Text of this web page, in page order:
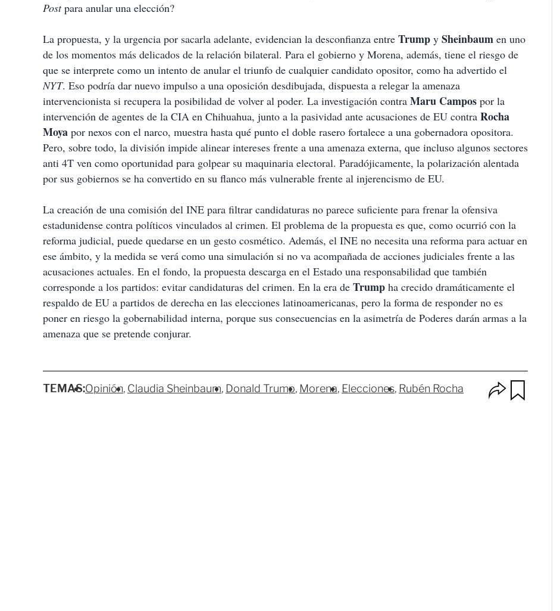
Postpara anular una elección?
La propuesta, y la urgencia por sacarla adelante, evidencian la desconfianza entre Trump y Sheinbaum en uno
de los momentos más delicados de la relación bilateral. Para el gobierno y Morena, además, tiene el riesgo de
que se interprete como un intento de anular el triunfo de cualquier candidato opositor, como ha advertido el
NYT. Eso podría dar nuevo impulso a una oposición desdibujada, dispuesta a relegar la amenaza
intervencionista si recupera la posibilidad de volver al poder. La investigación contra Maru Campos por la
intervención de agentes de la CIA en Chihuahua, junto a la pasividad ante acusaciones de EU contra Rocha
Moya por nexos con el narco, muestra hasta qué punto el doble rasero fortalece a una gobernadora opositora.
Pero, sobre todo, la división impide alinear intereses frente a una amenaza externa, que incluso algunos sectores
anti 4T ven como oportunidad para golpear su maquinaria electoral. Paradójicamente, la polarización alentada
por sus gobiernos se ha convertido en su flanco más vulnerable frente al injerencismo de EU.
La creación de una comisión del INE para filtrar candidaturas no parece suficiente para frenar la ofensiva
estadunidense contra políticos vinculados al crimen. El problema de la propuesta es que, como ocurrió con la
reforma judicial, puede quedarse en un gesto cosmético. Además, el INE no necesita una reforma para actuar en
ese ámbito, y la medida se verá como una simulación si no va acompañada de acciones judiciales frente a las
acusaciones actuales. En el fondo, la propuesta descarga en el Estado una responsabilidad que también
corresponde a los partidos: evitar candidaturas del crimen. En la era de Trump ha crecido dramáticamente el
respaldo de EU a partidos de derecha en las elecciones latinoamericanas, pero la forma de responder no es
poner en riesgo la gobernabilidad interna, porque sus consecuencias en la asimetría de Poderes darán armas a la
amenaza que se pretende conjurar.
TEMAS:Opinión Claudia Sheinbaum Donald Trump Morena Elecciones Rubén Rocha
p